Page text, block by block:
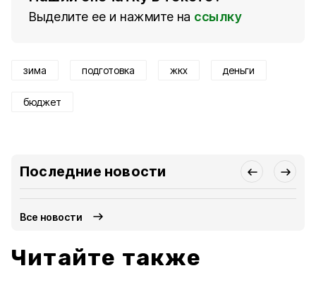
Выделите ее и нажмите на ссылку
зима подготовка жкх деньги
бюджет
Последние новости
Все новости
Читайте также